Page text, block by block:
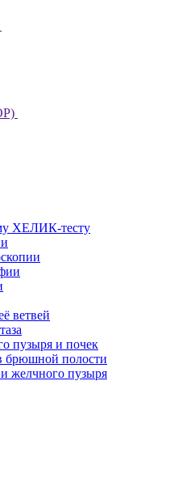
ХЕЛИК-тесту
ветвей
пузыря и почек
брюшной полости
желчного пузыря